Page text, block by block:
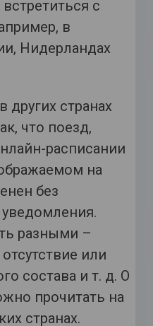
с
в
Нидерландах
других странах
что поезд,
расписании
на
без
разными –
или
состава и т. д. О
прочитать на
странах.